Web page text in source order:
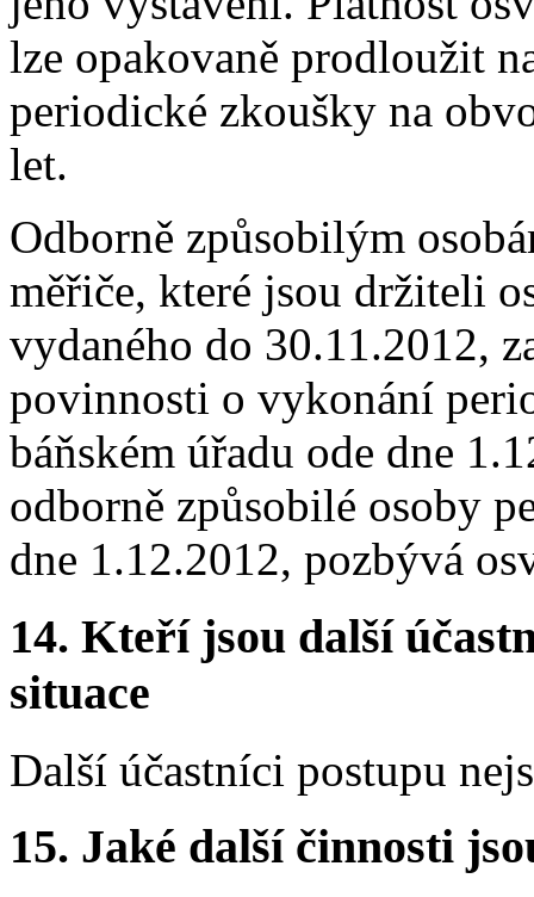
lze opakovaně prodloužit
periodické zkoušky na
let.
Odborně způsobilým
měřiče, které jsou držiteli
vydaného do 30.11.2012,
povinnosti o vykonání
báňském úřadu ode dne
odborně způsobilé osoby
dne 1.12.2012, pozbývá
14. Kteří jsou další
situace
Další účastníci postupu
15. Jaké další činnosti